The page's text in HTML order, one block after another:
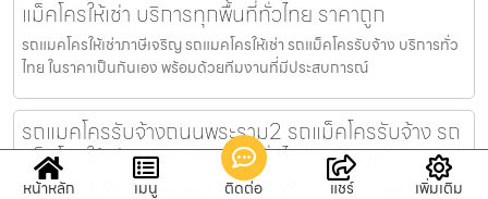
แม็คโครให้เช่า บริการทุกพื้นที่ทั่วไทย ราคาถูก
รถแมคโครให้เช่าภาษีเจริญ รถแมคโครให้เช่า รถแม็คโครรับจ้าง บริการทั่ว
ไทย ในราคาเป็นกันเอง พร้อมด้วยทีมงานที่มีประสบการณ์
รถแมคโครรับจ้างถนนพระราม2 รถแม็คโครรับจ้าง รถ
แม็คโครให้เช่า บริการทุกพื้นที่ทั่วไทย ราคาถูก
รถแมคโครรับจ้างถนนพระราม2 รถแมคโครให้เช่า รถแม็คโครรับจ้าง
หน้าหลัก เมนู ติดต่อ แชร์ เพิ่มเติม